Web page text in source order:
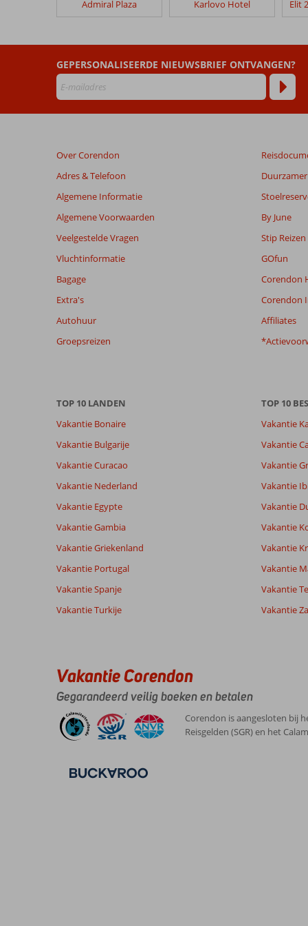
Zornitsa
Beoordelingen
die
ouder
zijn
dan
worden
niet
meer
weergegeven
de
relevantie
de
info
Admiral Plaza Karlovo Hotel
GEPERSONALISEERDE NIEUWSBRIEF ONTVANGEN?
Over Corendon
Adres & Telefoon
Algemene Informatie
Algemene Voorwaarden
Veelgestelde Vragen
Vluchtinformatie
Bagage
Extra's
Autohuur
Groepsreizen
By June
Stip Reizen
GOfun
Corendon
Corendon
Affiliates
TOP 10 LANDEN
Vakantie Bonaire
Vakantie Bulgarije
Vakantie Curacao
Vakantie Nederland
Vakantie Egypte
Vakantie Gambia
Vakantie Griekenland
Vakantie Portugal
Vakantie Spanje
Vakantie Turkije
TOP 10
Vakantie
Vakantie
Vakantie
Vakantie
Vakantie
Vakantie
Vakantie
Vakantie
Vakantie
Vakantie
Vakantie Corendon
Gegarandeerd veilig boeken en betalen
Corendon is aangesloten bij
Reisgelden (SGR) en het